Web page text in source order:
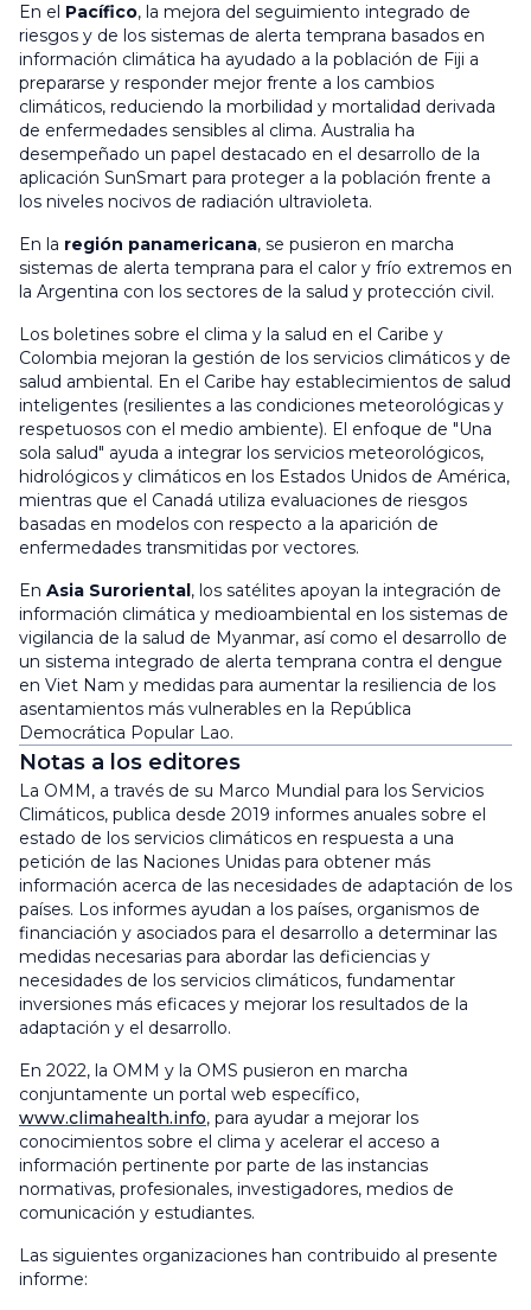
En el Pacífico, la mejora del seguimiento integrado de
riesgos y de los sistemas de alerta temprana basados en
información climática ha ayudado a la población de Fiji a
prepararse y responder mejor frente a los cambios
climáticos, reduciendo la morbilidad y mortalidad derivada
de enfermedades sensibles al clima. Australia ha
desempeñado un papel destacado en el desarrollo de la
aplicación SunSmart para proteger a la población frente a
los niveles nocivos de radiación ultravioleta.
En la región panamericana, se pusieron en marcha
sistemas de alerta temprana para el calor y frío extremos en
la Argentina con los sectores de la salud y protección civil.
Los boletines sobre el clima y la salud en el Caribe y
Colombia mejoran la gestión de los servicios climáticos y de
salud ambiental. En el Caribe hay establecimientos de salud
inteligentes (resilientes a las condiciones meteorológicas y
respetuosos con el medio ambiente). El enfoque de "Una
sola salud" ayuda a integrar los servicios meteorológicos,
hidrológicos y climáticos en los Estados Unidos de América,
mientras que el Canadá utiliza evaluaciones de riesgos
basadas en modelos con respecto a la aparición de
enfermedades transmitidas por vectores.
En Asia Suroriental, los satélites apoyan la integración de
información climática y medioambiental en los sistemas de
vigilancia de la salud de Myanmar, así como el desarrollo de
un sistema integrado de alerta temprana contra el dengue
en Viet Nam y medidas para aumentar la resiliencia de los
asentamientos más vulnerables en la República
Democrática Popular Lao.
Notas a los editores
La OMM, a través de su Marco Mundial para los Servicios
Climáticos, publica desde 2019 informes anuales sobre el
estado de los servicios climáticos en respuesta a una
petición de las Naciones Unidas para obtener más
información acerca de las necesidades de adaptación de los
países. Los informes ayudan a los países, organismos de
financiación y asociados para el desarrollo a determinar las
medidas necesarias para abordar las deficiencias y
necesidades de los servicios climáticos, fundamentar
inversiones más eficaces y mejorar los resultados de la
adaptación y el desarrollo.
En 2022, la OMM y la OMS pusieron en marcha
conjuntamente un portal web específico,
www.climahealth.info, para ayudar a mejorar los
conocimientos sobre el clima y acelerar el acceso a
información pertinente por parte de las instancias
normativas, profesionales, investigadores, medios de
comunicación y estudiantes.
Las siguientes organizaciones han contribuido al presente
informe: